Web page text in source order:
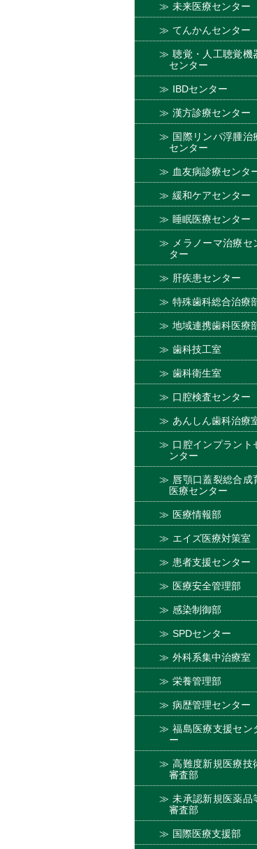
未来医療センター
てんかんセンター
聴覚・人工聴覚機
センター
IBDセンター
漢方診療センター
国際リンパ浮腫治
センター
血友病診療センタ
緩和ケアセンター
睡眠医療センター
メラノーマ治療セ
ター
肝疾患センター
特殊歯科総合治療
地域連携歯科医療
歯科技工室
歯科衛生室
口腔検査センター
あんしん歯科治療
口腔インプラント
ンター
唇顎口蓋裂総合成
医療センター
医療情報部
エイズ医療対策室
患者支援センター
医療安全管理部
感染制御部
SPDセンター
外科系集中治療室
栄養管理部
病歴管理センター
福島医療支援セン
ー
高難度新規医療技
審査部
未承認新規医薬品
審査部
国際医療支援部